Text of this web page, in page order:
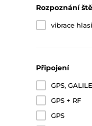
Rozpoznání
vibrace
Připojení
GPS,
GPS + RF
GPS